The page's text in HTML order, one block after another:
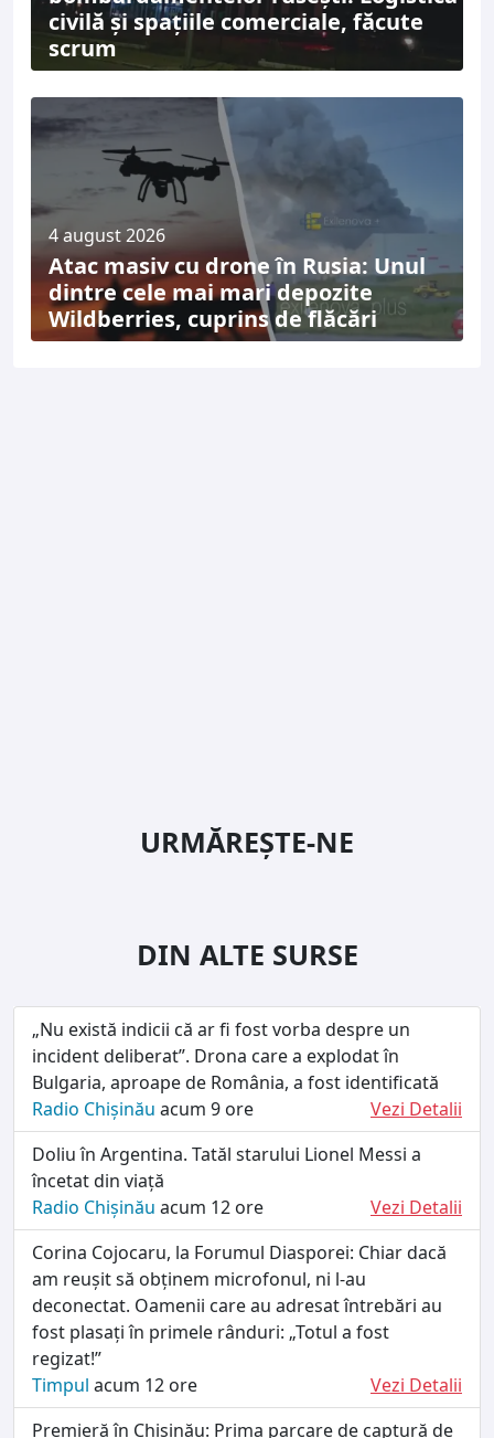
civilă și spațiile comerciale, făcute
scrum
4 august 2026
Atac masiv cu drone în Rusia: Unul
dintre cele mai mari depozite
Wildberries, cuprins de flăcări
URMĂREȘTE-NE
DIN ALTE SURSE
„Nu există indicii că ar fi fost vorba despre un
incident deliberat”. Drona care a explodat în
Bulgaria, aproape de România, a fost identificată
Radio Chișinău acum 9 ore
Vezi Detalii
Doliu în Argentina. Tatăl starului Lionel Messi a
încetat din viață
Radio Chișinău acum 12 ore
Vezi Detalii
Corina Cojocaru, la Forumul Diasporei: Chiar dacă
am reușit să obținem microfonul, ni l-au
deconectat. Oamenii care au adresat întrebări au
fost plasați în primele rânduri: „Totul a fost
regizat!”
Timpul acum 12 ore
Vezi Detalii
Premieră în Chișinău: Prima parcare de captură de